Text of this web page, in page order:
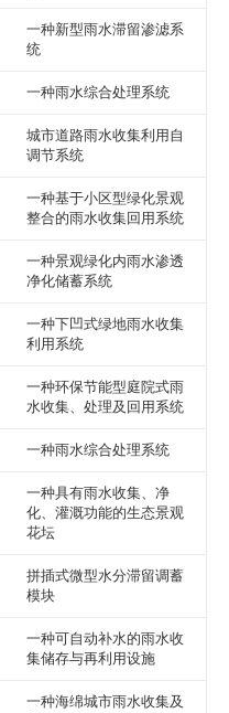
一种新型雨水滞留渗滤系
统
一种雨水综合处理系统
城市道路雨水收集利用自
调节系统
一种基于小区型绿化景观
整合的雨水收集回用系统
一种景观绿化内雨水渗透
净化储蓄系统
一种下凹式绿地雨水收集
利用系统
一种环保节能型庭院式雨
水收集、处理及回用系统
一种雨水综合处理系统
一种具有雨水收集、净
化、灌溉功能的生态景观
花坛
拼插式微型水分滞留调蓄
模块
一种可自动补水的雨水收
集储存与再利用设施
一种海绵城市雨水收集及